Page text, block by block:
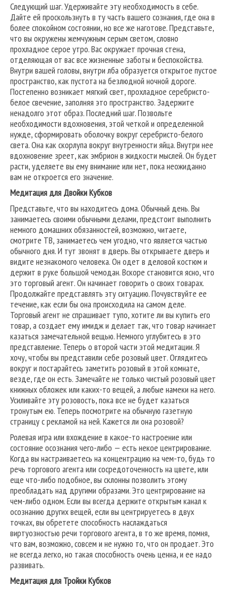
Следующий шаг. Удерживайте эту необходимость в себе.
Дайте ей проскользнуть в ту часть вашего сознания, где она в
более спокойном состоянии, но все же наготове. Представьте,
что вы окружены жемчужным серым светом, словно
прохладное серое утро. Вас окружает прочная стена,
отделяющая от вас все жизненные заботы и беспокойства.
Внутри вашей головы, внутри лба образуется открытое пустое
пространство, как пустота на безлюдной ночной дороге.
Постепенно возникает мягкий свет, прохладное серебристо-
белое свечение, заполняя это пространство. Задержите
ненадолго этот образ. Последний шаг. Позвольте
необходимости вдохновения, этой четкой и определенной
нужде, сформировать оболочку вокруг серебристо-белого
света. Она как скорлупа вокруг внутренности яйца. Внутри нее
вдохновение зреет, как эмбрион в жидкости мыслей. Он будет
расти, уделяете вы ему внимание или нет, пока неожиданно
вам не откроется его значение.
Медитация для Двойки Кубков
Представьте, что вы находитесь дома. Обычный день. Вы
занимаетесь своими обычными делами, предстоит выполнить
немного домашних обязанностей, возможно, читаете,
смотрите ТВ, занимаетесь чем угодно, что является частью
обычного дня. И тут звонят в дверь. Вы открываете дверь и
видите незнакомого человека. Он одет в деловой костюм и
держит в руке большой чемодан. Вскоре становится ясно, что
это торговый агент. Он начинает говорить о своих товарах.
Продолжайте представлять эту ситуацию. Почувствуйте ее
течение, как если бы она происходила на самом деле.
Торговый агент не спрашивает тупо, хотите ли вы купить его
товар, а создает ему имидж и делает так, что товар начинает
казаться замечательной вещью. Немного углубитесь в это
представление. Теперь о второй части этой медитации. Я
хочу, чтобы вы представили себе розовый цвет. Оглядитесь
вокруг и постарайтесь заметить розовый в этой комнате,
везде, где он есть. Замечайте не только чистый розовый цвет
книжных обложек или каких-то вещей, а любые намеки на него.
Усиливайте эту розовость, пока все не будет казаться
тронутым ею. Теперь посмотрите на обычную газетную
страницу с рекламой на ней. Кажется ли она розовой?
Ролевая игра или вхождение в какое-то настроение или
состояние осознания чего-либо — есть некое центрирование.
Когда вы настраиваетесь на концентрацию на чем-то, будь то
речь торгового агента или сосредоточенность на цвете, или
еще что-либо подобное, вы склонны позволить этому
преобладать над другими образами. Это центрирование на
чем-либо одном. Если вы всегда держите открытым канал к
осознанию других вещей, если вы центрируетесь в двух
точках, вы обретете способность наслаждаться
виртуозностью речи торгового агента, в то же время, помня,
что вам, возможно, совсем и не нужно то, что он продает. Это
не всегда легко, но такая способность очень ценна, и ее надо
развивать.
Медитация для Тройки Кубков